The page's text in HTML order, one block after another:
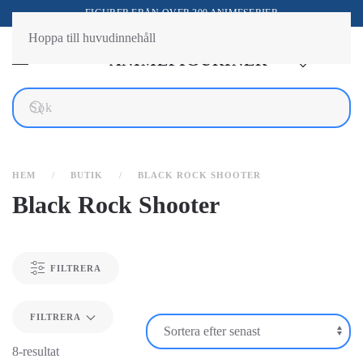
Hoppa till huvudinnehåll
FIGURER FRÅN ÖVER 300 ANIMESERIER
HEM BUTIK BLACK ROCK SHOOTER
Black Rock Shooter
FILTRERA
FILTRERA
8-resultat